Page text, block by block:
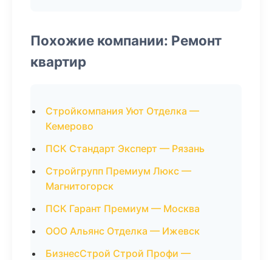
Похожие компании: Ремонт
квартир
Стройкомпания Уют Отделка —
Кемерово
ПСК Стандарт Эксперт — Рязань
Стройгрупп Премиум Люкс —
Магнитогорск
ПСК Гарант Премиум — Москва
ООО Альянс Отделка — Ижевск
БизнесСтрой Строй Профи —